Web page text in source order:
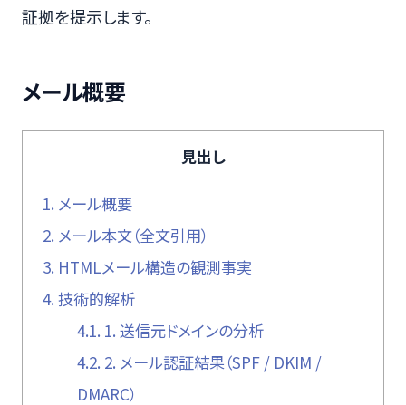
証拠を提示します。
メール概要
見出し
1. メール概要
2. メール本文（全文引用）
3. HTMLメール構造の観測事実
4. 技術的解析
4.1. 1. 送信元ドメインの分析
4.2. 2. メール認証結果（SPF / DKIM /
DMARC）